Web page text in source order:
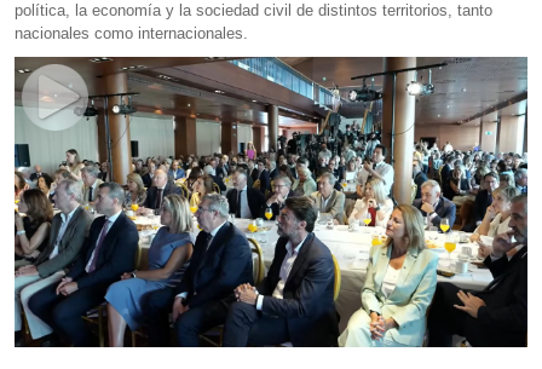
política, la economía y la sociedad civil de distintos territorios, tanto
nacionales como internacionales.